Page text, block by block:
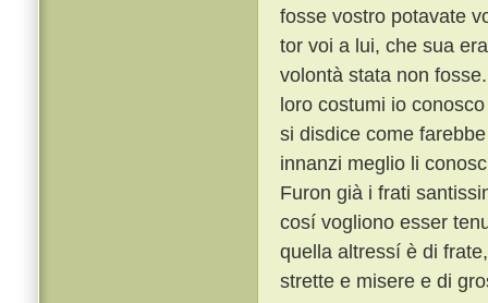
fosse vostro potavate
tor voi a lui, che sua
volontà stata non
loro costumi io
si disdice come
innanzi meglio li
Furon già i frati
cosí vogliono esser
quella altressí è di
strette e misere e di